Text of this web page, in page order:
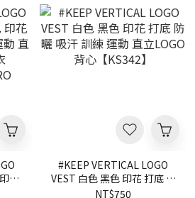
花
直
#KEEP VERTICAL LOGO
VEST 白色 黑色 印花 打底 防
曬 吸汗 訓練 運動 直立LOGO
NT$750